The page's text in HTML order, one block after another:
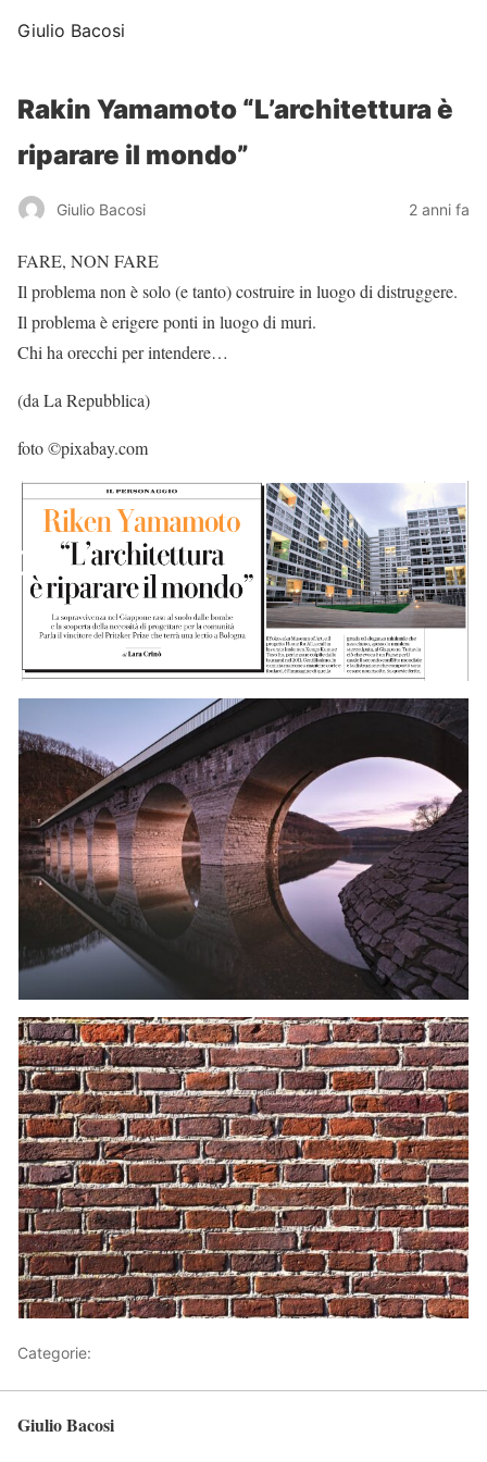
Giulio Bacosi
Rakin Yamamoto “L’architettura è
riparare il mondo”
Giulio Bacosi 2 anni fa
FARE, NON FARE
Il problema non è solo (e tanto) costruire in luogo di distruggere.
Il problema è erigere ponti in luogo di muri.
Chi ha orecchi per intendere…
(da La Repubblica)
foto ©pixabay.com
Categorie:
Giulio Bacosi